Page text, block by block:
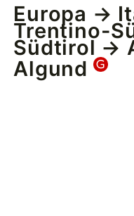
Europa →
Trentino-
Südtirol →
Algund